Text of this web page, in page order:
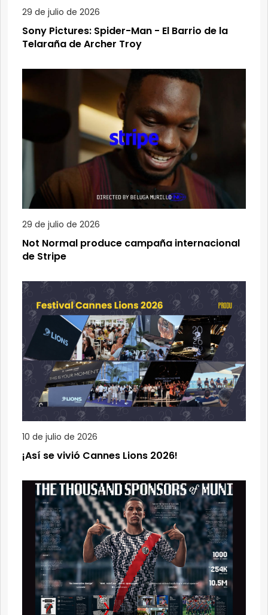
29 de julio de 2026
Sony Pictures: Spider-Man - El Barrio de la
Telaraña de Archer Troy
29 de julio de 2026
Not Normal produce campaña internacional
de Stripe
10 de julio de 2026
¡Así se vivió Cannes Lions 2026!